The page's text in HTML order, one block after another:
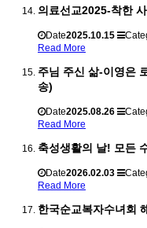
의료선교2025-착한 사
Date2025.10.15
Read More
주님 주신 삶-이영은
송)
Date2025.08.26
Read More
축성생활의 날! 모든
Date2026.02.03
Read More
한국순교복자수녀회